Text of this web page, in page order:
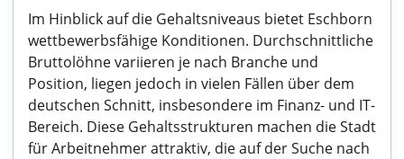
Im Hinblick auf die Gehaltsniveaus bietet Eschborn
wettbewerbsfähige Konditionen. Durchschnittliche
Bruttolöhne variieren je nach Branche und
Position, liegen jedoch in vielen Fällen über dem
deutschen Schnitt, insbesondere im Finanz- und IT-
Bereich. Diese Gehaltsstrukturen machen die Stadt
für Arbeitnehmer attraktiv, die auf der Suche nach